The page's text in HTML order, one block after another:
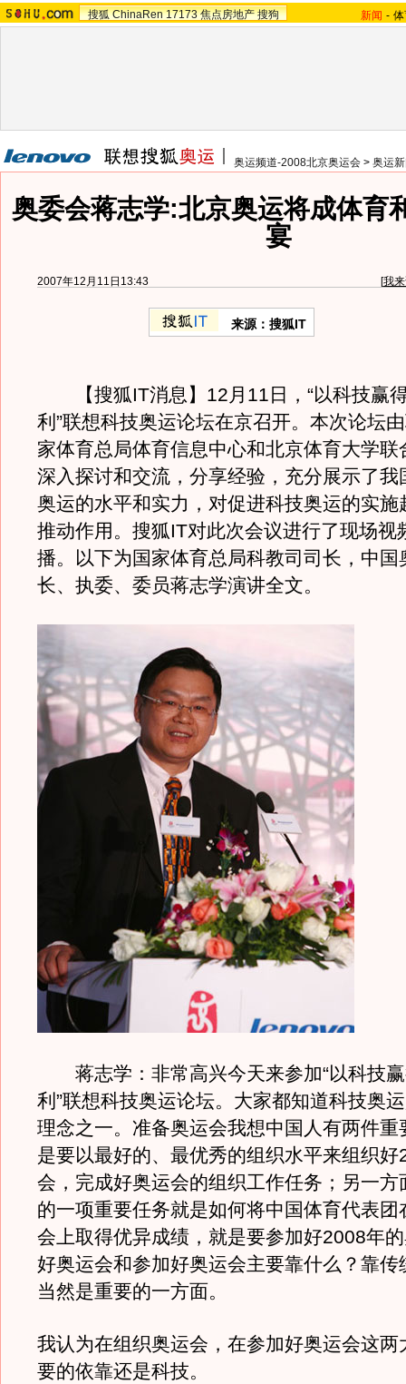
搜狐 ChinaRen 17173 焦点房地产 搜狗 新闻 -
奥运频道-2008北京奥运会 > 奥运
奥委会蒋志学:北京奥运将成体育
宴
2007年12月11日13:43 [我
来源：搜狐IT
【搜狐IT消息】12月11日，“以科技赢
利”联想科技奥运论坛在京召开。本次论坛
家体育总局体育信息中心和北京体育大学联
深入探讨和交流，分享经验，充分展示了我
奥运的水平和实力，对促进科技奥运的实施
推动作用。搜狐IT对此次会议进行了现场视
播。以下为国家体育总局科教司司长，中国
长、执委、委员蒋志学演讲全文。
蒋志学：非常高兴今天来参加“以科技赢
利”联想科技奥运论坛。大家都知道科技奥
理念之一。准备奥运会我想中国人有两件重
是要以最好的、最优秀的组织水平来组织
会，完成好奥运会的组织工作任务；另一方
的一项重要任务就是如何将中国体育代表
会上取得优异成绩，就是要参加好2008年
好奥运会和参加好奥运会主要靠什么？靠传
当然是重要的一方面。
我认为在组织奥运会，在参加好奥运会这两
要的依靠还是科技。